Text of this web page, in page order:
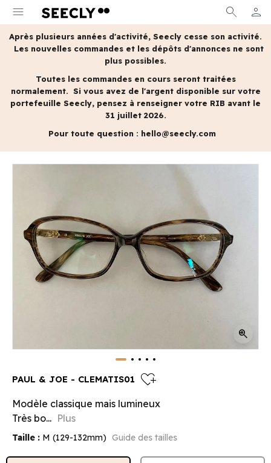
menu search person
MON
Après plusieurs années d'activité, Seecly cesse son activité.
Les nouvelles commandes et les dépôts d'annonces ne sont
plus possibles.
Toutes les commandes en cours seront traitées
normalement. Si vous avez de l'argent disponible sur votre
portefeuille Seecly, pensez à renseigner votre RIB avant le
31 juillet 2026.
Pour toute question : hello@seecly.com
zoom_in
PAUL & JOE - CLEMATIS01 heart_plus
Modèle classique mais lumineux
Très bo... Plus
Taille : M (129-132mm) Guide des tailles